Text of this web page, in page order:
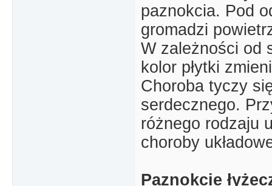
paznokcia. Pod
gromadzi
W zależności od
kolor płytki
Choroba tyczy
serdecznego.
różnego rodzaju
choroby
Paznokcie